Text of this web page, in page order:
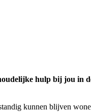
hulp bij jou
kunnen blijven